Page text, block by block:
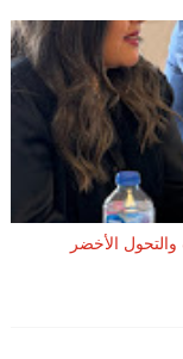
والتحول الأخضر